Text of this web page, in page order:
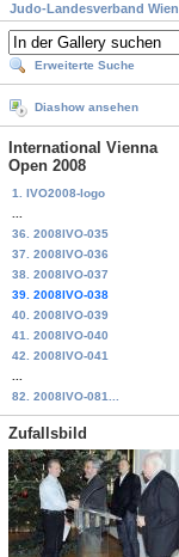
Judo-Landesverband Wien
Erweiterte Suche
Diashow ansehen
International Vienna
Open 2008
1. IVO2008-logo
36. 2008IVO-035
37. 2008IVO-036
38. 2008IVO-037
39. 2008IVO-038
40. 2008IVO-039
41. 2008IVO-040
42. 2008IVO-041
82. 2008IVO-081...
Zufallsbild